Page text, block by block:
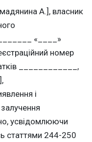
А.], власник
«____»
номер
____________,
і
усвідомлюючи
статтями 244-250